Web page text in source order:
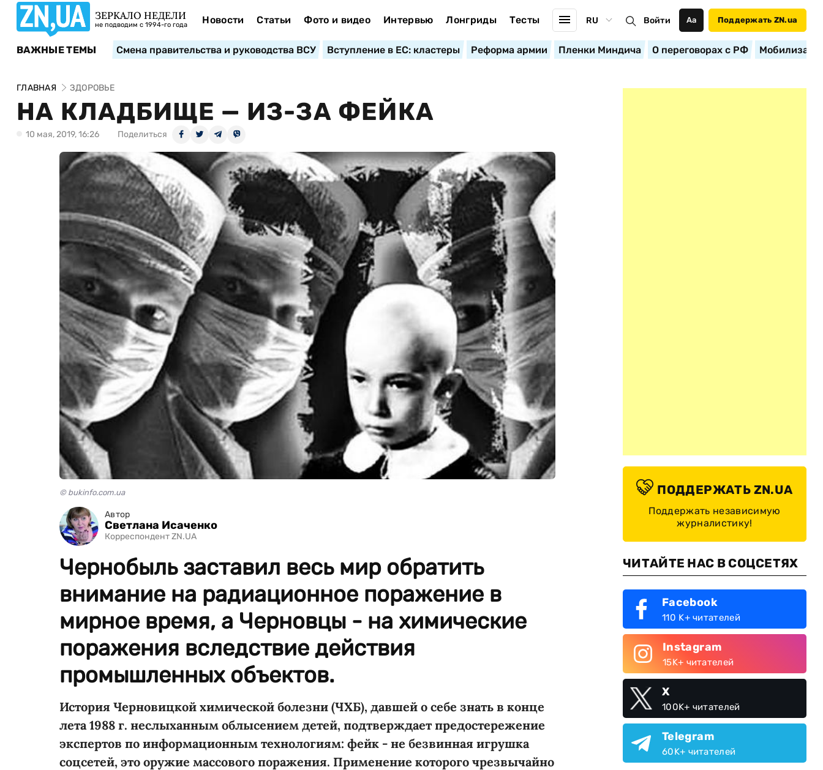
ЗЕРКАЛО НЕДЕЛИ
не подводим с 1994-го года Новости Статьи Фото и видео Интервью Лонгриды Тесты RU Войти Аа Поддержать ZN.ua
ВАЖНЫЕ ТЕМЫ Смена правительства и руководства ВСУ Вступление в ЕС: кластеры Реформа армии Пленки Миндича О переговорах с РФ
ГЛАВНАЯ ЗДОРОВЬЕ
НА КЛАДБИЩЕ — ИЗ-ЗА ФЕЙКА
10 мая, 2019, 16:26 Поделиться
© bukinfo.com.ua
Автор
Светлана Исаченко
Корреспондент ZN.UA
Чернобыль заставил весь мир обратить
внимание на радиационное поражение в
мирное время, а Черновцы - на химические
поражения вследствие действия
промышленных объектов.
История Черновицкой химической болезни (ЧХБ), давшей о себе знать в конце
лета 1988 г. неслыханным облысением детей, подтверждает предостережение
экспертов по информационным технологиям: фейк - не безвинная игрушка
соцсетей, это оружие массового поражения. Применение которого чрезвычайно
ПОДДЕРЖАТЬ ZN.UA
Поддержать независимую
журналистику!
ЧИТАЙТЕ НАС В СОЦСЕТЯХ
Facebook
110 K+ читателей
Instagram
15K+ читателей
X
100K+ читателей
Telegram
60K+ читателей